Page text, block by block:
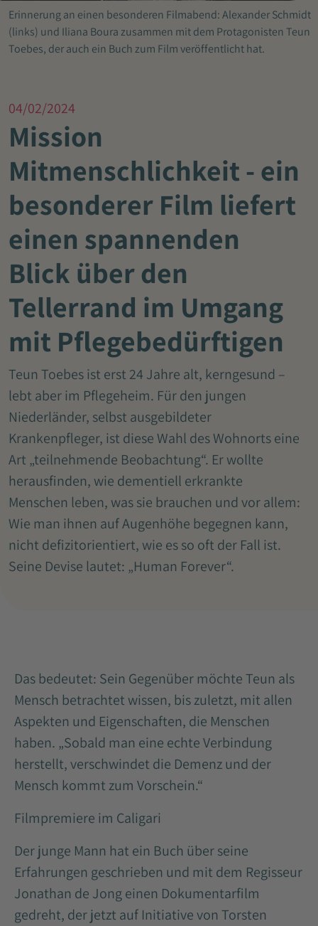
Erinnerung an einen besonderen Filmabend: Alexander Schmidt
(links) und Iliana Boura zusammen mit dem Protagonisten Teun
Toebes, der auch ein Buch zum Film veröffentlicht hat.
04/02/2024
Mission
Mitmenschlichkeit - ein
besonderer Film liefert
einen spannenden
Blick über den
Tellerrand im Umgang
mit Pflegebedürftigen
Teun Toebes ist erst 24 Jahre alt, kerngesund –
lebt aber im Pflegeheim. Für den jungen
Niederländer, selbst ausgebildeter
Krankenpfleger, ist diese Wahl des Wohnorts eine
Art „teilnehmende Beobachtung“. Er wollte
herausfinden, wie dementiell erkrankte
Menschen leben, was sie brauchen und vor allem:
Wie man ihnen auf Augenhöhe begegnen kann,
nicht defizitorientiert, wie es so oft der Fall ist.
Seine Devise lautet: „Human Forever“.
Das bedeutet: Sein Gegenüber möchte Teun als
Mensch betrachtet wissen, bis zuletzt, mit allen
Aspekten und Eigenschaften, die Menschen
haben. „Sobald man eine echte Verbindung
herstellt, verschwindet die Demenz und der
Mensch kommt zum Vorschein.“
Filmpremiere im Caligari
Der junge Mann hat ein Buch über seine
Erfahrungen geschrieben und mit dem Regisseur
Jonathan de Jong einen Dokumentarfilm
gedreht, der jetzt auf Initiative von Torsten